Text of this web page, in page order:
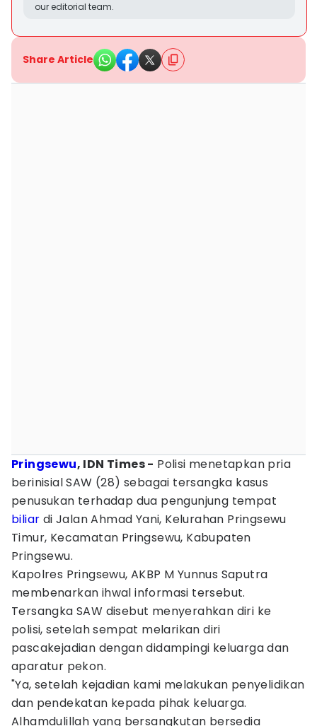
our editorial team.
Share Article
Pringsewu, IDN Times - Polisi menetapkan pria
berinisial SAW (28) sebagai tersangka kasus
penusukan terhadap dua pengunjung tempat
biliar di Jalan Ahmad Yani, Kelurahan Pringsewu
Timur, Kecamatan Pringsewu, Kabupaten
Pringsewu.
Kapolres Pringsewu, AKBP M Yunnus Saputra
membenarkan ihwal informasi tersebut.
Tersangka SAW disebut menyerahkan diri ke
polisi, setelah sempat melarikan diri
pascakejadian dengan didampingi keluarga dan
aparatur pekon.
"Ya, setelah kejadian kami melakukan penyelidikan
dan pendekatan kepada pihak keluarga.
Alhamdulillah yang bersangkutan bersedia